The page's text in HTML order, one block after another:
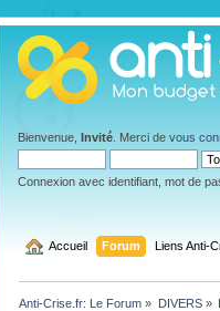
Bienvenue, Invité . Merci de vous
Connexion avec identifiant, mot de
Accueil Forum Liens Anti-
Anti-Crise.fr: Le Forum » DIVERS»